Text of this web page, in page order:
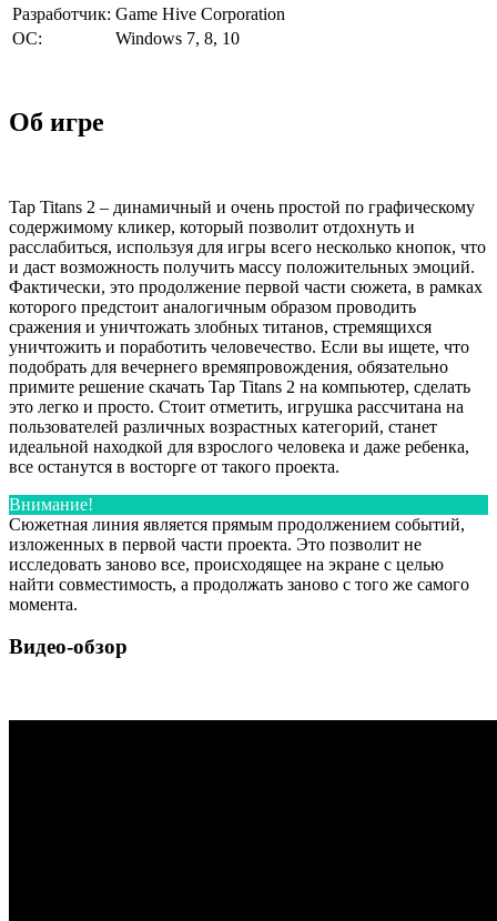
Разработчик: Game Hive Corporation
ОС:
Windows 7, 8, 10
Об игре
Tap Titans 2 – динамичный и очень простой по графическому
содержимому кликер, который позволит отдохнуть и
расслабиться, используя для игры всего несколько кнопок, что
и даст возможность получить массу положительных эмоций.
Фактически, это продолжение первой части сюжета, в рамках
которого предстоит аналогичным образом проводить
сражения и уничтожать злобных титанов, стремящихся
уничтожить и поработить человечество. Если вы ищете, что
подобрать для вечернего времяпровождения, обязательно
примите решение скачать Tap Titans 2 на компьютер, сделать
это легко и просто. Стоит отметить, игрушка рассчитана на
пользователей различных возрастных категорий, станет
идеальной находкой для взрослого человека и даже ребенка,
все останутся в восторге от такого проекта.
Внимание!
Сюжетная линия является прямым продолжением событий,
изложенных в первой части проекта. Это позволит не
исследовать заново все, происходящее на экране с целью
найти совместимость, а продолжать заново с того же самого
момента.
Видео-обзор